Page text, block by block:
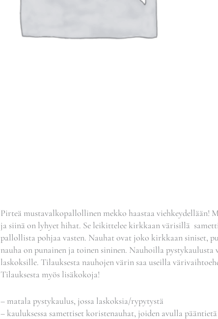
Pirteä mustavalkopallollinen mekko haastaa viehkeydellään!
ja siinä on lyhyet hihat. Se leikittelee kirkkaan värisillä
pallollista pohjaa vasten. Nauhat ovat joko kirkkaan siniset,
nauha on punainen ja toinen sininen. Nauhoilla pystykaulusta
laskoksille. Tilauksesta nauhojen värin saa useilla
Tilauksesta myös lisäkokoja!
– matala pystykaulus, jossa laskoksia/rypytystä
– kauluksessa samettiset koristenauhat, joiden avulla